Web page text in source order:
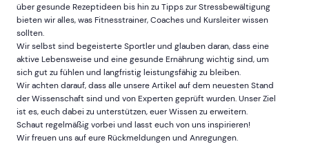
über gesunde Rezeptideen bis hin zu Tipps zur Stressbewältigung
bieten wir alles, was Fitnesstrainer, Coaches und Kursleiter wissen
sollten.
Wir selbst sind begeisterte Sportler und glauben daran, dass eine
aktive Lebensweise und eine gesunde Ernährung wichtig sind, um
sich gut zu fühlen und langfristig leistungsfähig zu bleiben.
Wir achten darauf, dass alle unsere Artikel auf dem neuesten Stand
der Wissenschaft sind und von Experten geprüft wurden. Unser Ziel
ist es, euch dabei zu unterstützen, euer Wissen zu erweitern.
Schaut regelmäßig vorbei und lasst euch von uns inspirieren!
Wir freuen uns auf eure Rückmeldungen und Anregungen.